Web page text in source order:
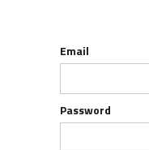
Email
Password